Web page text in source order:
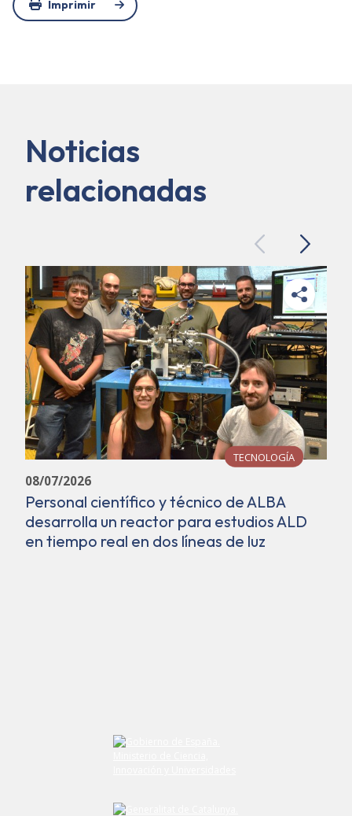
Imprimir
Noticias
relacionadas
PreviousNext
TECNOLOGÍA
08/07/2026
Personal científico y técnico de ALBA
desarrolla un reactor para estudios ALD
en tiempo real en dos líneas de luz